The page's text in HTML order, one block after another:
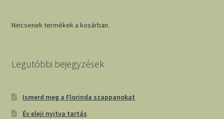
Nincsenek termékek a kosárban.
Legutóbbi bejegyzések
Ismerd meg a Florinda szappanokat
Év eleji nyitva tartás